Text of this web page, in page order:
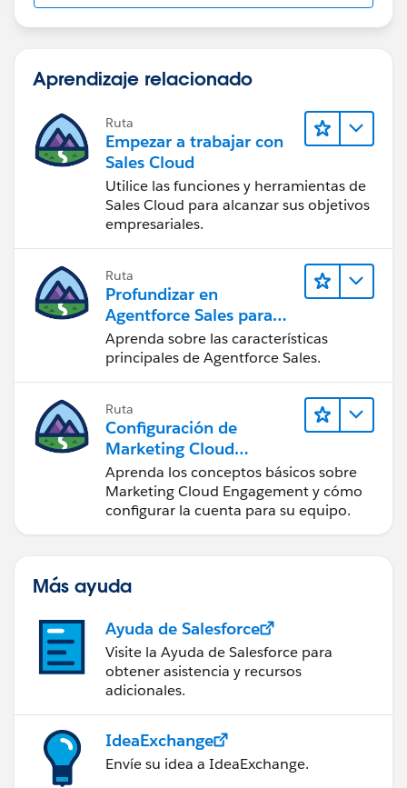
Aprendizaje relacionado
Ruta
Empezar a trabajar con
Sales Cloud
Utilice las funciones y herramientas de
Sales Cloud para alcanzar sus objetivos
empresariales.
Ruta
Profundizar en
Agentforce Sales para
administradores
Aprenda sobre las características
principales de Agentforce Sales.
Ruta
Configuración de
Marketing Cloud
Engagement
Aprenda los conceptos básicos sobre
Marketing Cloud Engagement y cómo
configurar la cuenta para su equipo.
Más ayuda
Ayuda de Salesforce
Visite la Ayuda de Salesforce para
obtener asistencia y recursos
adicionales.
IdeaExchange
Envíe su idea a IdeaExchange.